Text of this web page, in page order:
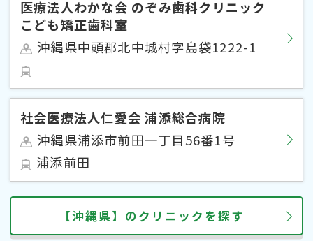
医療法人わかな会 のぞみ歯科クリニック
こども矯正歯科室
沖縄県中頭郡北中城村字島袋1222-1
社会医療法人仁愛会 浦添総合病院
沖縄県浦添市前田一丁目56番1号
浦添前田
【沖縄県】のクリニックを探す